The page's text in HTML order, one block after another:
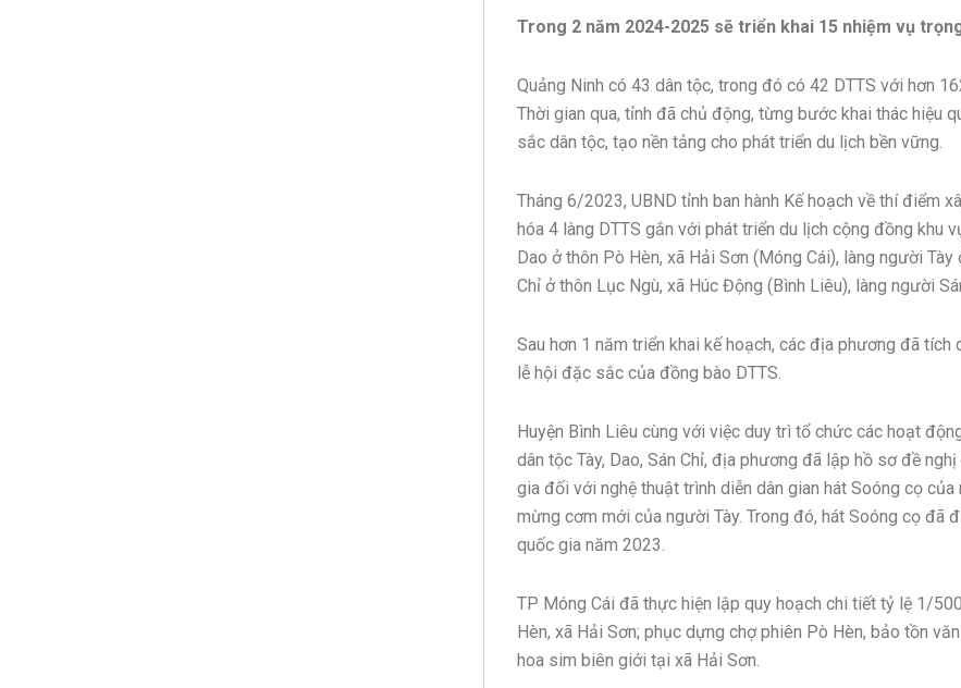
Trong 2 năm 2024-2025 sẽ triển khai 15 nhiệm vụ
Quảng Ninh có 43 dân tộc, trong đó có 42 DTTS với hơn
Thời gian qua, tỉnh đã chủ động, từng bước khai thác hiệu
sắc dân tộc, tạo nền tảng cho phát triển du lịch bền vững.
Tháng 6/2023, UBND tỉnh ban hành Kế hoạch về thí điểm
hóa 4 làng DTTS gắn với phát triển du lịch cộng đồng khu
Dao ở thôn Pò Hèn, xã Hải Sơn (Móng Cái), làng người
Chỉ ở thôn Lục Ngù, xã Húc Động (Bình Liêu), làng người
Sau hơn 1 năm triển khai kế hoạch, các địa phương đã
lễ hội đặc sắc của đồng bào DTTS.
Huyện Bình Liêu cùng với việc duy trì tổ chức các hoạt
dân tộc Tày, Dao, Sán Chỉ, địa phương đã lập hồ sơ đề
gia đối với nghệ thuật trình diễn dân gian hát Soóng cọ
mừng cơm mới của người Tày. Trong đó, hát Soóng cọ đã
quốc gia năm 2023.
TP Móng Cái đã thực hiện lập quy hoạch chi tiết tỷ lệ 1/
Hèn, xã Hải Sơn; phục dựng chợ phiên Pò Hèn, bảo tồn
hoa sim biên giới tại xã Hải Sơn.